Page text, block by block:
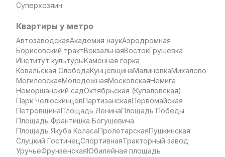
Суперхозяин
Квартиры у метро
АвтозаводскаяАкадемия наукАэродромная
Борисовский трактВокзальнаяВостокГрушевка
Институт культурыКаменная горка
Ковальская СлободаКунцевщинаМалиновкаМихалово
МогилевскаяМолодежнаяМосковскаяНемига
Неморшанский садОктябрьская (Купаловская)
Парк ЧелюскинцевПартизанскаяПервомайская
ПетровщинаПлощадь ЛенинаПлощадь Победы
Площадь Франтишка Богушевича
Площадь Якуба КоласаПролетарскаяПушкинская
Слуцкий ГостинецСпортивнаяТракторный завод
УручьеФрунзенскаяЮбилейная площадь